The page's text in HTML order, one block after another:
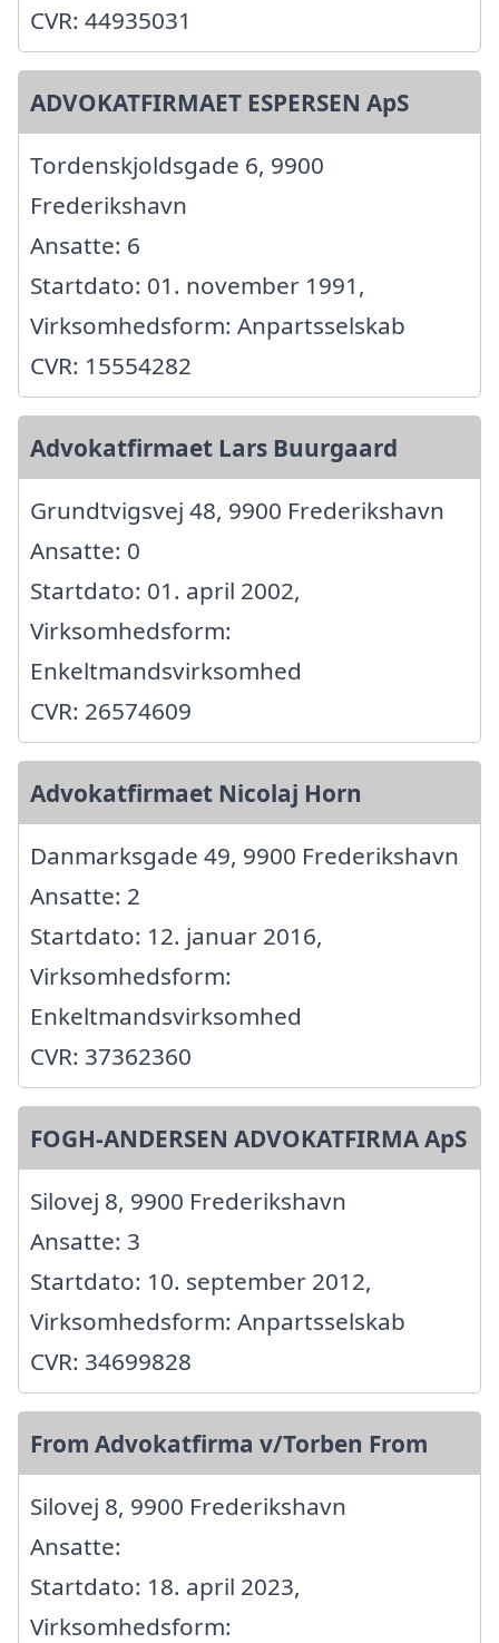
CVR: 44935031
ADVOKATFIRMAET ESPERSEN ApS
Tordenskjoldsgade 6, 9900
Frederikshavn
Ansatte: 6
Startdato: 01. november 1991,
Virksomhedsform: Anpartsselskab
CVR: 15554282
Advokatfirmaet Lars Buurgaard
Grundtvigsvej 48, 9900 Frederikshavn
Ansatte: 0
Startdato: 01. april 2002,
Virksomhedsform:
Enkeltmandsvirksomhed
CVR: 26574609
Advokatfirmaet Nicolaj Horn
Danmarksgade 49, 9900 Frederikshavn
Ansatte: 2
Startdato: 12. januar 2016,
Virksomhedsform:
Enkeltmandsvirksomhed
CVR: 37362360
FOGH-ANDERSEN ADVOKATFIRMA ApS
Silovej 8, 9900 Frederikshavn
Ansatte: 3
Startdato: 10. september 2012,
Virksomhedsform: Anpartsselskab
CVR: 34699828
From Advokatfirma v/Torben From
Silovej 8, 9900 Frederikshavn
Ansatte:
Startdato: 18. april 2023,
Virksomhedsform: